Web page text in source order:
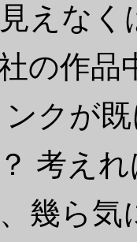
えな
の作品
クが
考え
幾ら